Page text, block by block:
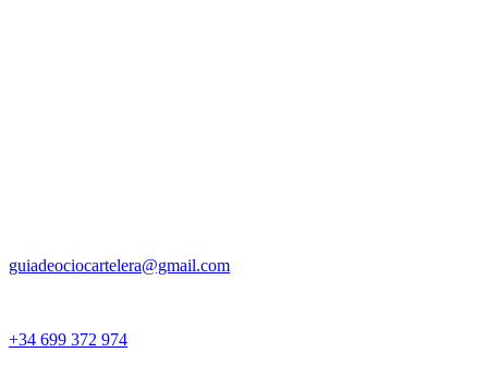
guiadeociocartelera@gmail.com
+34 699 372 974